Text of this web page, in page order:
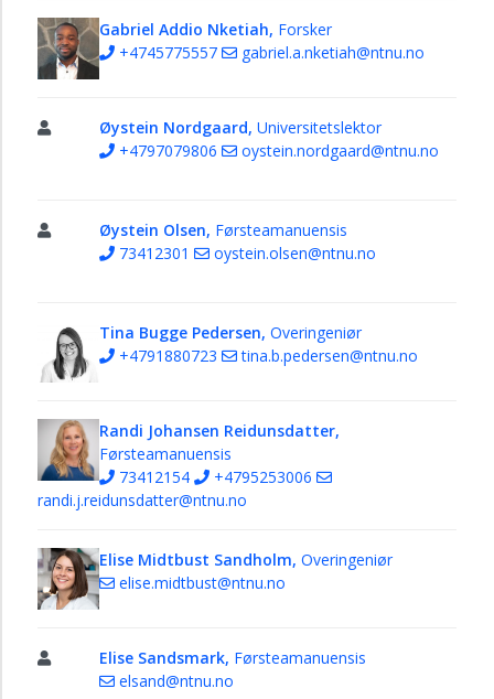
Gabriel Addio Nketiah, Forsker
+4745775557
gabriel.a.nketiah@ntnu.no
Øystein Nordgaard, Universitetslektor
+4797079806
oystein.nordgaard@ntnu.no
Øystein Olsen, Førsteamanuensis
73412301
oystein.olsen@ntnu.no
Tina Bugge Pedersen, Overingeniør
+4791880723
tina.b.pedersen@ntnu.no
Randi Johansen Reidunsdatter,
Førsteamanuensis
73412154
+4795253006
randi.j.reidunsdatter@ntnu.no
Elise Midtbust Sandholm, Overingeniør
elise.midtbust@ntnu.no
Elise Sandsmark, Førsteamanuensis
elsand@ntnu.no